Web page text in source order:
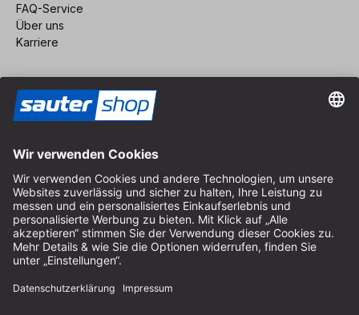
FAQ-Service
Über uns
Karriere
Impressum
AGB
Datenschutz
Cookie-Einstellungen
© 2026 sauter GmbH